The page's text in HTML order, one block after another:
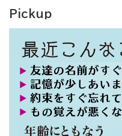
Pickup